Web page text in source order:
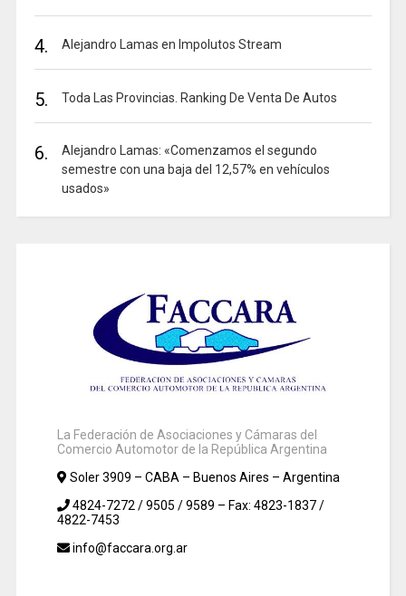
4. Alejandro Lamas en Impolutos Stream
5. Toda Las Provincias. Ranking De Venta De Autos
6.
Alejandro Lamas: «Comenzamos el segundo
semestre con una baja del 12,57% en vehículos
usados»
La Federación de Asociaciones y Cámaras del
Comercio Automotor de la República Argentina
Soler 3909 – CABA – Buenos Aires – Argentina
4824-7272 / 9505 / 9589 – Fax: 4823-1837 /
4822-7453
info@faccara.org.ar